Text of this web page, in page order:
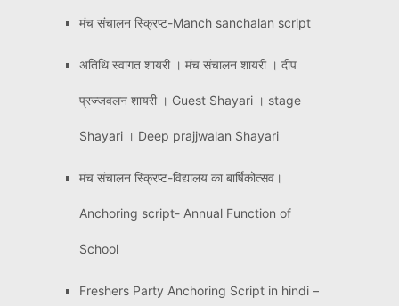
मंच संचालन स्क्रिप्ट-Manch sanchalan script
अतिथि स्वागत शायरी । मंच संचालन शायरी । दीप
प्रज्जवलन शायरी । Guest Shayari । stage
Shayari । Deep prajjwalan Shayari
मंच संचालन स्क्रिप्ट-विद्यालय का बार्षिकोत्सव।
Anchoring script- Annual Function of
School
Freshers Party Anchoring Script in hindi –